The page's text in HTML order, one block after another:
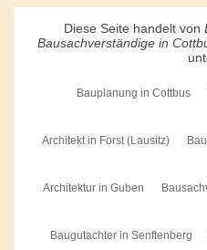
Diese Seite handelt von
Bausachverständige in
Bauplanung in Cottbus
Architekt in Forst (Lausitz)
Architektur in Guben
Baugutachter in Senftenberg